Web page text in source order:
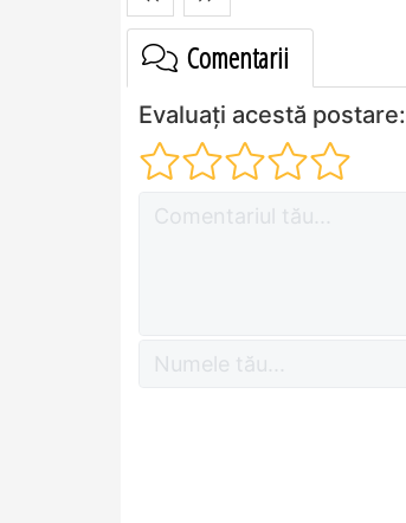
Comentarii
Evaluați acestă postare: